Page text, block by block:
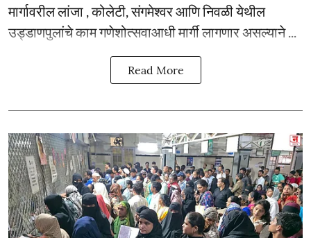
मार्गावरील लांजा , कोलेटी, संगमेश्वर आणि निवळी येथील
उड्डाणपुलांचे काम गणेशोत्सवाआधी मार्गी लागणार असल्याने ...
Read More